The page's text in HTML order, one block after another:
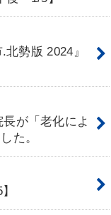
勢版 2024』
が「老化によ
た。